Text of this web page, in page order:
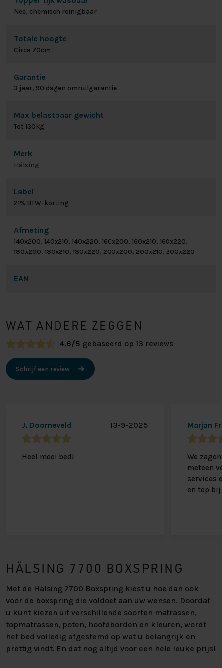
Nee, chemisch reinigbaar
Totale hoogte
Circa 70cm
Garantie
3 jaar, 90 dagen omruilgarantie
Max belastbaar gewicht
Tot 130kg
Merk
Hälsing
Label
21% BTW-korting
Afmeting
140x200, 140x210, 140x220, 160x200, 160x210, 160x220,
180x200, 180x210, 180x220, 200x200, 200x210, 200x220
EAN
WAT ANDERE ZEGGEN
4.6/5 gebaseerd op 13 reviews
Schrijf een review
J. Doorneveld 13-9-2025
Heel mooi bed!
Marjan
We
meteen
services
en top
HÄLSING 7700 BOXSPRING
Met de Hälsing 7700 Boxspring kiest u hoe dan ook
voor de boxspring die voldoet aan uw wensen. Doordat
u kunt kiezen uit verschillende soorten matrassen,
topmatrassen, poten, hoofdborden en kleuren, wordt
het bed volledig afgestemd op wat u belangrijk en
prettig vindt. En dat nog altijd voor een hele leuke prijs!